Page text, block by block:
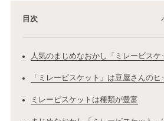
目次
人気のまじめなおかし「ミレービスケ
「ミレービスケット」は豆屋さんのヒ
ミレービスケットは種類が豊富